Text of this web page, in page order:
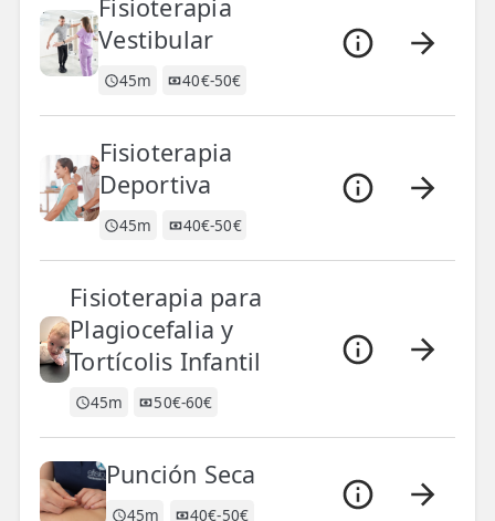
📍 Bravo Murillo
📍 Getafe
🛍️ Tienda Bonos
🛍️ Tienda Productos Fisioterapia
🎁 Tarjetas Regalo
🛒 Carrito
❤️ Ofertas
CONTACTO
☎️ 91 005 23 63
📧 Contacta
Fisioterapia
Vestibular
45m 40€-50€
Fisioterapia
Deportiva
45m 40€-50€
Fisioterapia para
Plagiocefalia y
Tortícolis Infantil
45m 50€-60€
Punción Seca
45m 40€-50€